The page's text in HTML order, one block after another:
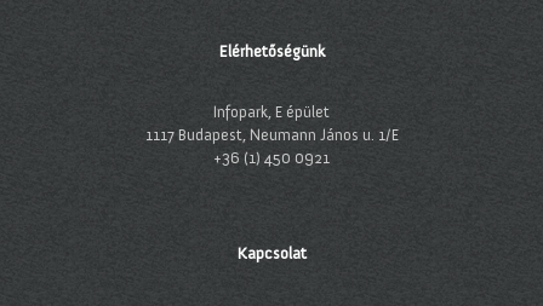
Elérhetőségünk
Infopark, E épület
1117 Budapest, Neumann János u. 1/E
+36 (1) 450 0921
Kapcsolat